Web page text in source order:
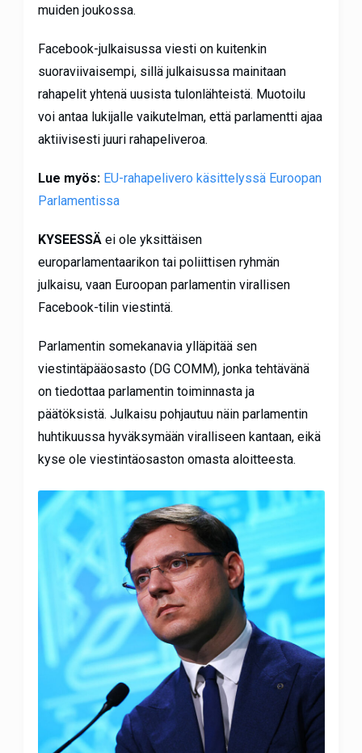
muiden joukossa.
Facebook-julkaisussa viesti on kuitenkin
suoraviivaisempi, sillä julkaisussa mainitaan
rahapelit yhtenä uusista tulonlähteistä. Muotoilu
voi antaa lukijalle vaikutelman, että parlamentti ajaa
aktiivisesti juuri rahapeliveroa.
Lue myös: EU-rahapelivero käsittelyssä Euroopan
Parlamentissa
KYSEESSÄ ei ole yksittäisen
europarlamentaarikon tai poliittisen ryhmän
julkaisu, vaan Euroopan parlamentin virallisen
Facebook-tilin viestintä.
Parlamentin somekanavia ylläpitää sen
viestintäpääosasto (DG COMM), jonka tehtävänä
on tiedottaa parlamentin toiminnasta ja
päätöksistä. Julkaisu pohjautuu näin parlamentin
huhtikuussa hyväksymään viralliseen kantaan, eikä
kyse ole viestintäosaston omasta aloitteesta.